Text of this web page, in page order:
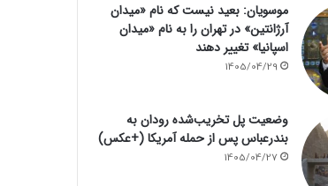
موسویان: بعید نیست که نام «میدان
آرژانتین» در تهران را به نام «میدان
اسپانیا» تغییر دهند
1405/04/29
وضعیت پل تخریب‌شده رودان به
بندرعباس پس از حمله آمریکا (+عکس)
1405/04/27